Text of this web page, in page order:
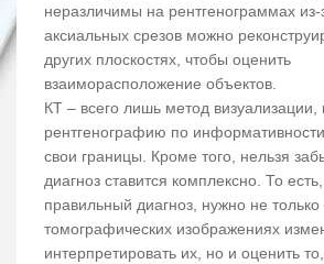
неразличимы на рентгенограммах
аксиальных срезов можно
других плоскостях, чтобы оценить
взаиморасположение объектов.
КТ – всего лишь метод
рентгенографию по
свои границы. Кроме того, нельзя
диагноз ставится комплексно. То
правильный диагноз, нужно не
томографических изображениях
интерпретировать их, но и оценить